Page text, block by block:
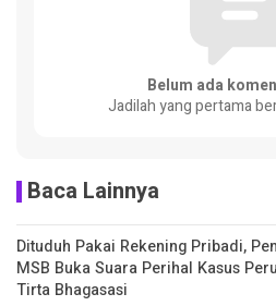
Belum ada
Jadilah yang pertama
Baca Lainnya
Dituduh Pakai Rekening Pribadi,
MSB Buka Suara Perihal Kasus
Tirta Bhagasasi